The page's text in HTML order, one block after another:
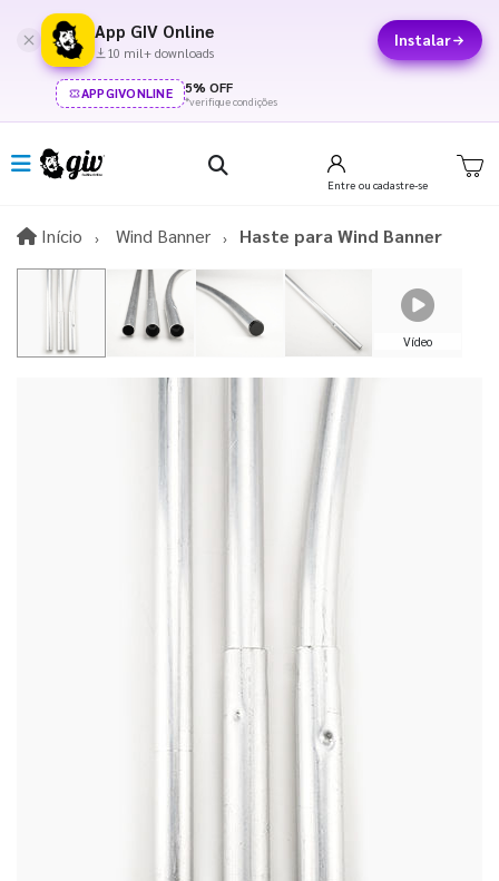
App GIV Online
10 mil+ downloads
Instalar
APPGIVONLINE 5% OFF
*verifique condições
Entre ou cadastre-se
Início InícioWind Banner Haste para Wind Banner
Vídeo